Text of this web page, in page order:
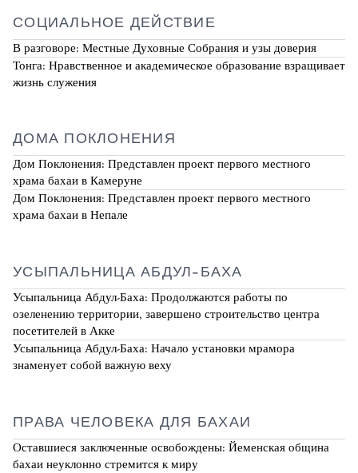
СОЦИАЛЬНОЕ ДЕЙСТВИЕ
В разговоре: Местные Духовные Собрания и узы доверия
Тонга: Нравственное и академическое образование взращивает
жизнь служения
ДОМА ПОКЛОНЕНИЯ
Дом Поклонения: Представлен проект первого местного
храма бахаи в Камеруне
Дом Поклонения: Представлен проект первого местного
храма бахаи в Непале
УСЫПАЛЬНИЦА АБДУЛ-БАХА
Усыпальница Абдул-Баха: Продолжаются работы по
озеленению территории, завершено строительство центра
посетителей в Акке
Усыпальница Абдул-Баха: Начало установки мрамора
знаменует собой важную веху
ПРАВА ЧЕЛОВЕКА ДЛЯ БАХАИ
Оставшиеся заключенные освобождены: Йеменская община
бахаи неуклонно стремится к миру